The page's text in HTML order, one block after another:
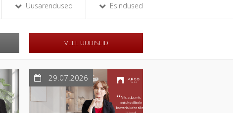
Uusarendused Esindused
VEEL UUDISEID
29.07.2026